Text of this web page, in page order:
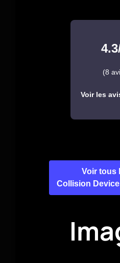
(8
Voir les
Voir tous
Collision